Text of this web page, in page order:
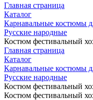
Главная страница
Каталог
Карнавальные костюмы
Русские народные
Костюм фестивальный
Главная страница
Каталог
Карнавальные костюмы
Русские народные
Костюм фестивальный
Костюм фестивальный